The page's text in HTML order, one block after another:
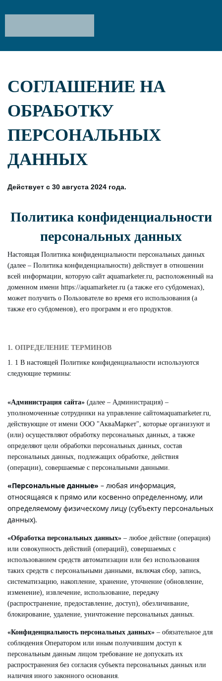
СОГЛАШЕНИЕ НА
ОБРАБОТКУ
ПЕРСОНАЛЬНЫХ
ДАННЫХ
Действует с 30 августа 2024 года.
Политика конфиденциальности
персональных данных
Настоящая Политика конфиденциальности персональных данных
(далее – Политика конфиденциальности) действует в отношении
всей информации, которую сайт aquamarketer.ru, расположенный на
доменном имени https://aquamarketer.ru (а также его субдоменах),
может получить о Пользователе во время его использования (а
также его субдоменов), его программ и его продуктов.
1. ОПРЕДЕЛЕНИЕ ТЕРМИНОВ
1. 1 В настоящей Политике конфиденциальности используются
следующие термины:
«Администрация сайта» (далее – Администрация) –
уполномоченные сотрудники на управление сайтомaquamarketer.ru
действующие от имени ООО "АкваМаркет", которые организуют и
(или) осуществляют обработку персональных данных, а также
определяют цели обработки персональных данных, состав
персональных данных, подлежащих обработке, действия
(операции), совершаемые с персональными данными.
«Персональные данные» – любая информация,
относящаяся к прямо или косвенно определенному, или
определяемому физическому лицу (субъекту персональных
данных).
«Обработка персональных данных» – любое действие (операция)
или совокупность действий (операций), совершаемых с
использованием средств автоматизации или без использования
таких средств с персональными данными, включая сбор, запись,
систематизацию, накопление, хранение, уточнение (обновление,
изменение), извлечение, использование, передачу
(распространение, предоставление, доступ), обезличивание,
блокирование, удаление, уничтожение персональных данных.
«Конфиденциальность персональных данных» – обязательное для
соблюдения Оператором или иным получившим доступ к
персональным данным лицом требование не допускать их
распространения без согласия субъекта персональных данных или
наличия иного законного основания.